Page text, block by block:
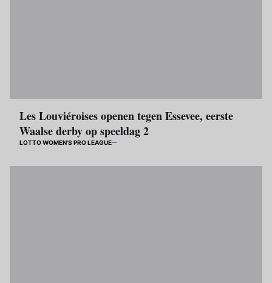
Les Louviéroises openen tegen Essevee, eerste
Waalse derby op speeldag 2
LOTTO WOMEN'S PRO LEAGUE